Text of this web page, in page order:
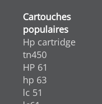
Cartouches
populaires
Hp cartridge
tn450
HP 61
hp 63
lc 51